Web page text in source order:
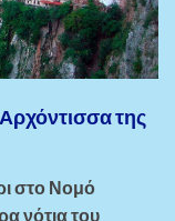
της
στο Νομό
νότια του